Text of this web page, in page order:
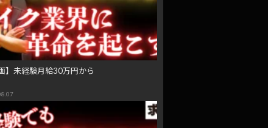
画】未経験月給30万円から